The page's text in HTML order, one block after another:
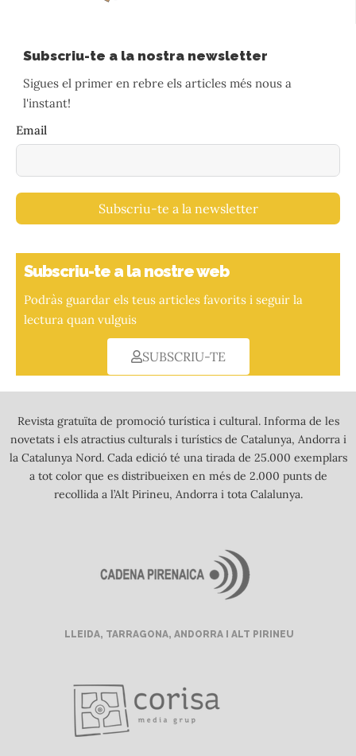
Subscriu-te a la nostra newsletter
Sigues el primer en rebre els articles més nous a
l'instant!
Email
Subscriu-te a la newsletter
Subscriu-te a la nostre web
Podràs guardar els teus articles favorits i seguir la
lectura quan vulguis
SUBSCRIU-TE
Revista gratuïta de promoció turística i cultural. Informa de les
novetats i els atractius culturals i turístics de Catalunya, Andorra i
la Catalunya Nord. Cada edició té una tirada de 25.000 exemplars
a tot color que es distribueixen en més de 2.000 punts de
recollida a l’Alt Pirineu, Andorra i tota Calalunya.
LLEIDA, TARRAGONA, ANDORRA I ALT PIRINEU